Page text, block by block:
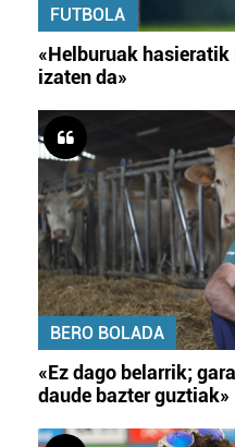
FUTBOLA
«Helburuak
izaten da»
BERO BOLADA
«Ez dago belarrik;
daude bazter guztiak»